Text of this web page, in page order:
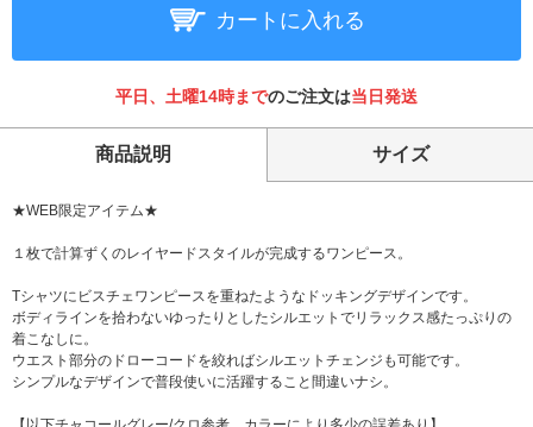
カートに入れる
平日、土曜14時までのご注文は当日発送
商品説明 サイズ
★WEB限定アイテム★
１枚で計算ずくのレイヤードスタイルが完成するワンピース。
Tシャツにビスチェワンピースを重ねたようなドッキングデザインです。
ボディラインを拾わないゆったりとしたシルエットでリラックス感たっぷりの
着こなしに。
ウエスト部分のドローコードを絞ればシルエットチェンジも可能です。
シンプルなデザインで普段使いに活躍すること間違いナシ。